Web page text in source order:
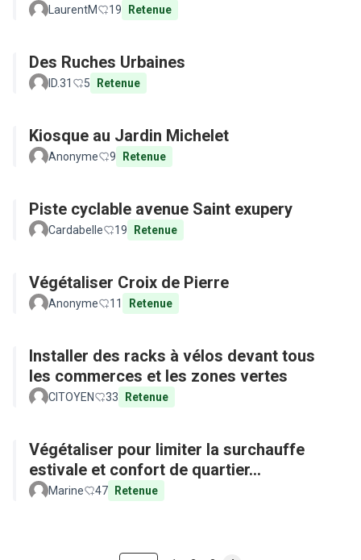
LaurentM 19 Retenue
Des Ruches Urbaines
ID.31 5 Retenue
Kiosque au Jardin Michelet
Anonyme 9 Retenue
Piste cyclable avenue Saint exupery
Cardabelle 19 Retenue
Végétaliser Croix de Pierre
Anonyme 11 Retenue
Installer des racks à vélos devant tous
les commerces et les zones vertes
CITOYEN 33 Retenue
Végétaliser pour limiter la surchauffe
estivale et confort de quartier...
Marine 47 Retenue